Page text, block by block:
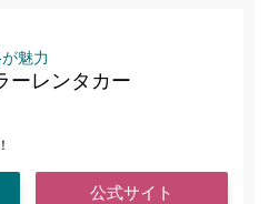
魅力
ーレンタカー
公式サイト